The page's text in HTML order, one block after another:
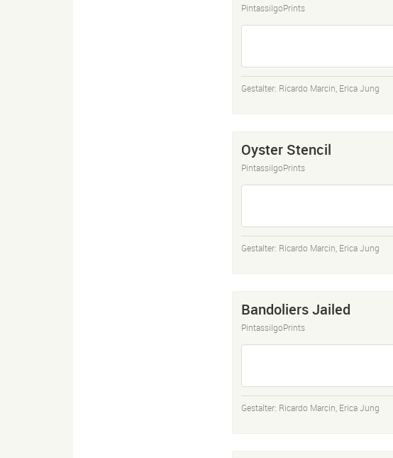
PintassilgoPrints
Gestalter: Ricardo Marcin Erica Jung
Oyster Stencil
PintassilgoPrints
Gestalter: Ricardo Marcin Erica Jung
Bandoliers Jailed
PintassilgoPrints
Gestalter: Ricardo Marcin Erica Jung